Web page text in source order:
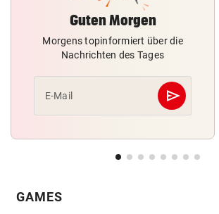
Guten Morgen
Morgens topinformiert über die
Nachrichten des Tages
E-Mail send
Abschicken
GAMES